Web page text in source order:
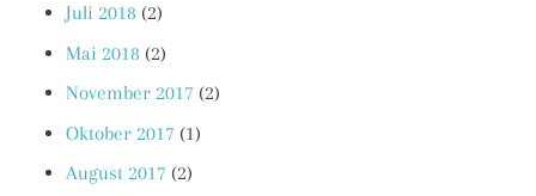
Juli 2018 (2)
Mai 2018 (2)
November 2017 (2)
Oktober 2017 (1)
August 2017 (2)